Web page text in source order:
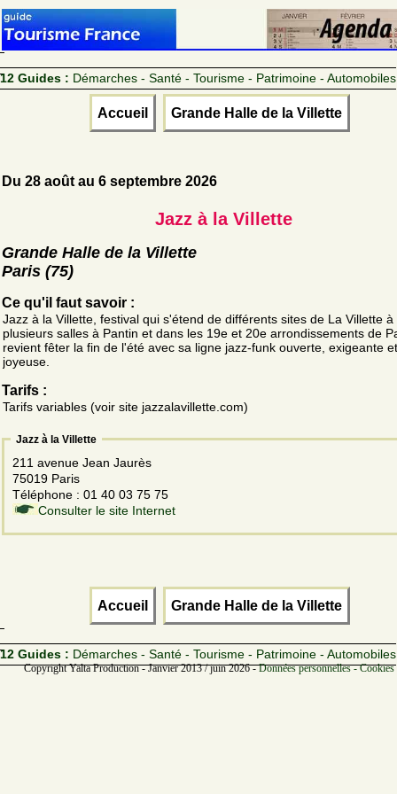
12 Guides : Démarches - Santé - Tourisme - Patrimoine - Automobiles
Accueil Grande Halle de la Villette
Du 28 août au 6 septembre 2026
Jazz à la Villette
Grande Halle de la Villette
Paris (75)
Ce qu'il faut savoir :
Jazz à la Villette, festival qui s'étend de différents sites de La Villette à
plusieurs salles à Pantin et dans les 19e et 20e arrondissements de
revient fêter la fin de l'été avec sa ligne jazz-funk ouverte, exigeante et
joyeuse.
Tarifs :
Tarifs variables (voir site jazzalavillette.com)
Jazz à la Villette
211 avenue Jean Jaurès
75019 Paris
Téléphone : 01 40 03 75 75
Consulter le site Internet
Accueil Grande Halle de la Villette
12 Guides : Démarches - Santé - Tourisme - Patrimoine - Automobiles
Copyright Yalta Production - Janvier 2013 / juin 2026 -Données personnelles -